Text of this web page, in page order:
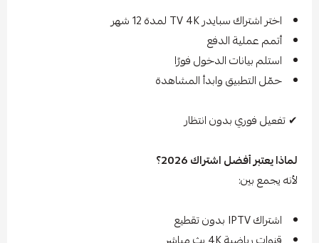
اختر اشتراك سبايدر TV 4K لمدة 12 شهر
أتمم عملية الدفع
استلم بيانات الدخول فورًا
حمّل التطبيق وابدأ المشاهدة
✔ تفعيل فوري بدون انتظار
لماذا يعتبر أفضل اشتراك 2026؟
لأنه يجمع بين:
اشتراك IPTV بدون تقطيع